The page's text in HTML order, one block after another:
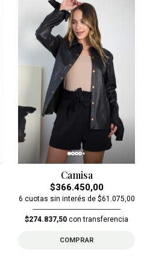
Camisa
$366.450,00
6 cuotas sin interés de $61.075,00
$274.837,50 con transferencia
COMPRAR